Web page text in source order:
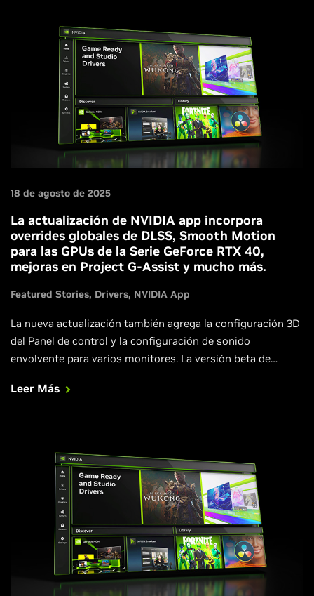
18 de agosto de 2025
La actualización de NVIDIA app incorpora
overrides globales de DLSS, Smooth Motion
para las GPUs de la Serie GeForce RTX 40,
mejoras en Project G-Assist y mucho más.
Featured Stories Drivers NVIDIA App
La nueva actualización también agrega la configuración 3D
del Panel de control y la configuración de sonido
envolvente para varios monitores. La versión beta de
m. (hora del Pacífico) del 19 de agosto.
Leer Más